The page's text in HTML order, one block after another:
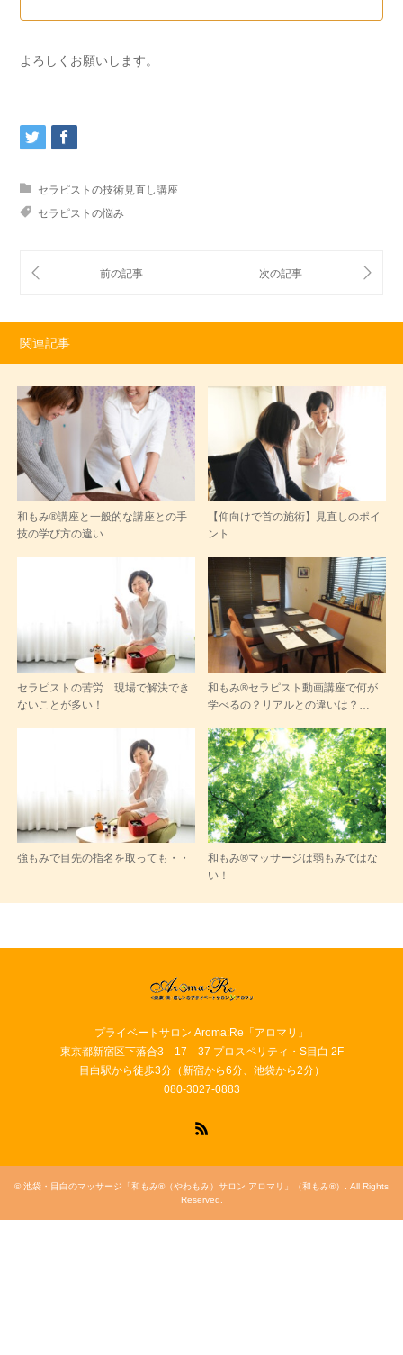
よろしくお願いします。
セラピストの技術見直し講座
セラピストの悩み
関連記事
和もみ®講座と一般的な講座との手
技の学び方の違い
【仰向けで首の施術】見直しのポイ
ント
セラピストの苦労…現場で解決でき
ないことが多い！
和もみ®セラピスト動画講座で何が
学べるの？リアルとの違いは？…
強もみで目先の指名を取っても・・
和もみ®マッサージは弱もみではな
い！
プライベートサロン Aroma:Re「アロマリ」
東京都新宿区下落合3－17－37 プロスペリティ・S目白 2F
目白駅から徒歩3分（新宿から6分、池袋から2分）
080-3027-0883
©池袋・目白のマッサージ「和もみ®（やわもみ）サロン アロマリ」（和もみ®）
. All Rights
Reserved.